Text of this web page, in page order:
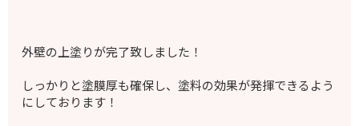
外壁の上塗りが完了致しました！
しっかりと塗膜厚も確保し、塗料の効果が発揮できるよう
にしております！